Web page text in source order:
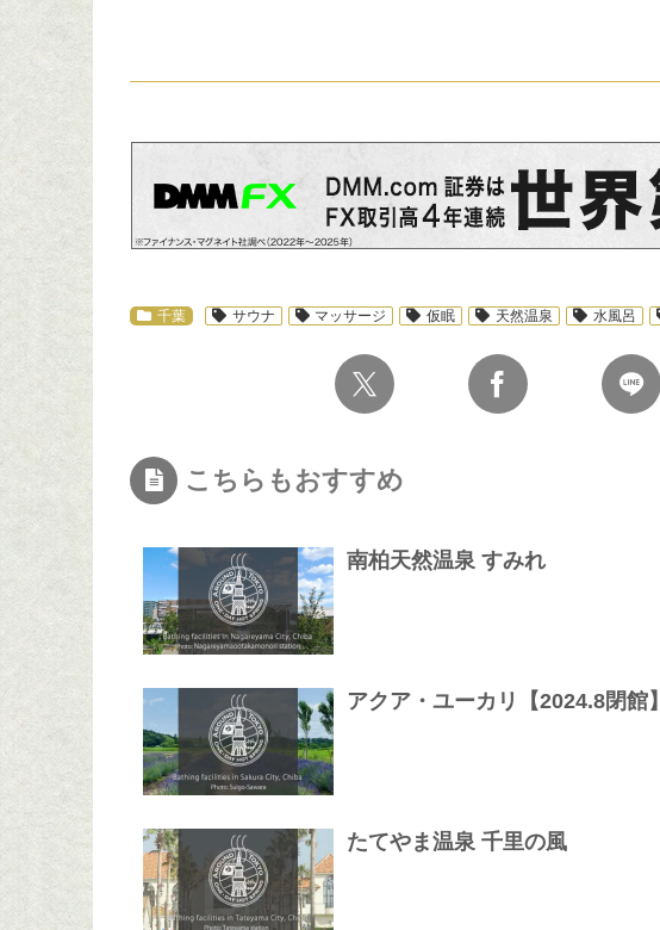
スポンサーリンク
千葉 サウナ マッサージ 仮眠 天然温泉 水風呂
こちらもおすすめ
南柏天然温泉 すみれ
アクア・ユーカリ【2024.8閉館】
たてやま温泉 千里の風